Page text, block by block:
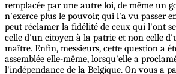
remplacée par une autre loi, de même un
n'exerce plus le pouvoir, qui l'a vu passer
peut réclamer la fidélité de ceux qui l'ont
celle d'un citoyen à la patrie et non celle
maître. Enfin, messieurs, cette question a
assemblée elle-même, lorsqu'elle a
l'indépendance de la Belgique. On vous a